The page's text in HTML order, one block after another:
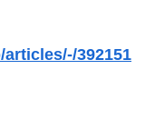
392151